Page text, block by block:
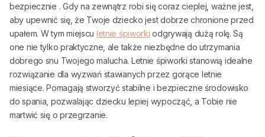
bezpiecznie . Gdy na zewnątrz robi się coraz cieplej, ważne jest,
aby upewnić się, że Twoje dziecko jest dobrze chronione przed
upałem. W tym miejscu letnie śpiworki odgrywają dużą rolę. Są
one nie tylko praktyczne, ale także niezbędne do utrzymania
dobrego snu Twojego malucha. Letnie śpiworki stanowią idealne
rozwiązanie dla wyzwań stawianych przez gorące letnie
miesiące. Pomagają stworzyć stabilne i bezpieczne środowisko
do spania, pozwalając dziecku lepiej wypocząć, a Tobie nie
martwić się o przegrzanie.